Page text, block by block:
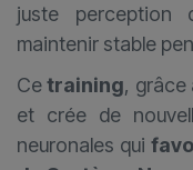
juste perception
maintenir stable
Cetraining, grâce
et crée de
neuronales qui